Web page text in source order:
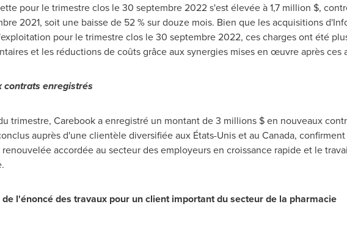
pour le trimestre clos le 30 septembre 2022 s'est élevée à 1,7 million $,
2021, soit une baisse de 52 % sur douze mois. Bien que les acquisitions
pour le trimestre clos le 30 septembre 2022, ces charges ont été
et les réductions de coûts grâce aux synergies mises en œuvre après ces
contrats enregistrés
trimestre, Carebook a enregistré un montant de 3 millions $ en nouveaux
auprès d'une clientèle diversifiée aux États-Unis et au Canada,
accordée au secteur des employeurs en croissance rapide et le
de l'énoncé des travaux pour un client important du secteur de la pharmacie